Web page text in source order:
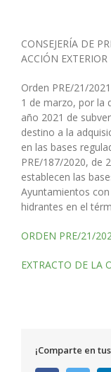
CONSEJERÍA DE
ACCIÓN EXTERIOR
Orden PRE/21/
1 de marzo, por la
año 2021 de
destino a la
en las bases
PRE/187/2020, de
establecen las
Ayuntamientos
hidrantes en el
ORDEN PRE/21/
EXTRACTO DE LA
¡Comparte en